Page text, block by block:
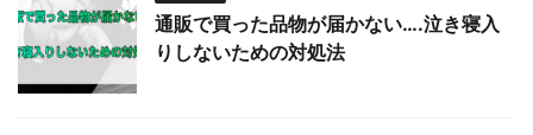
通販で買った品物が届かない….泣き寝入
りしないための対処法